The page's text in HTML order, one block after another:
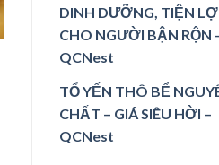
DINH DƯỠNG, TIỆN
CHO NGƯỜI BẬN RỘN
QCNest
TỔ YẾN THÔ BỂ
CHẤT – GIÁ SIÊU HỜI –
QCNest